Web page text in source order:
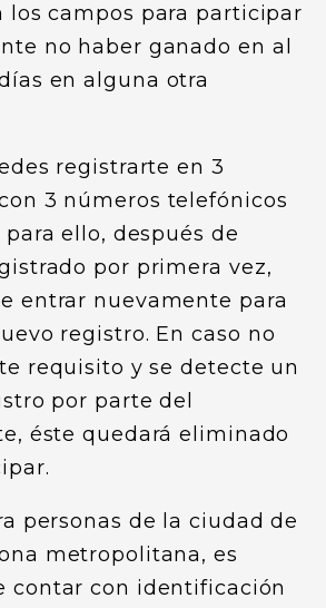
los campos para participar
no haber ganado en al
en alguna otra
registrarte en 3
3 números telefónicos
ello, después de
por primera vez,
entrar nuevamente para
registro. En caso no
requisito y se detecte un
por parte del
éste quedará eliminado
personas de la ciudad de
metropolitana, es
contar con identificación